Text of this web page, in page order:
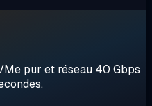
pur et réseau 40 Gbps